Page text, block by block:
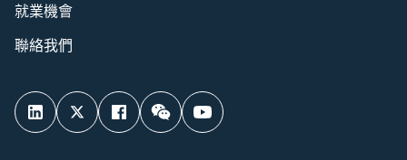
就業機會
聯絡我們